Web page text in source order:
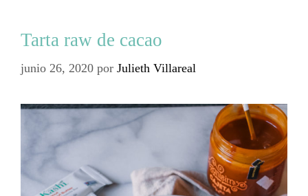
Tarta raw de cacao
junio 26, 2020 por Julieth Villareal